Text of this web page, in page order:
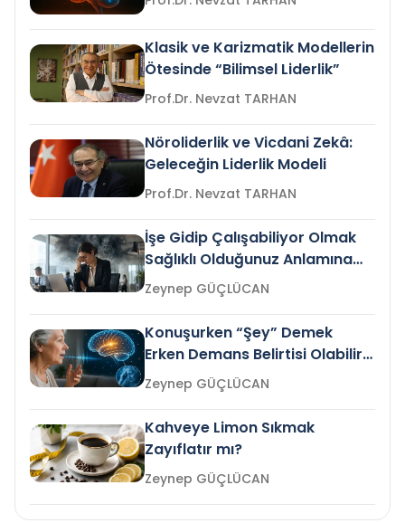
Klasik ve Karizmatik Modellerin
Ötesinde “Bilimsel Liderlik”
Prof.Dr. Nevzat TARHAN
Nöroliderlik ve Vicdani Zekâ:
Geleceğin Liderlik Modeli
Prof.Dr. Nevzat TARHAN
İşe Gidip Çalışabiliyor Olmak
Sağlıklı Olduğunuz Anlamına
Gelir mi?Zeynep GÜÇLÜCAN
Konuşurken “Şey” Demek
Erken Demans Belirtisi Olabilir
mi?
Zeynep GÜÇLÜCAN
Kahveye Limon Sıkmak
Zayıflatır mı?
Zeynep GÜÇLÜCAN